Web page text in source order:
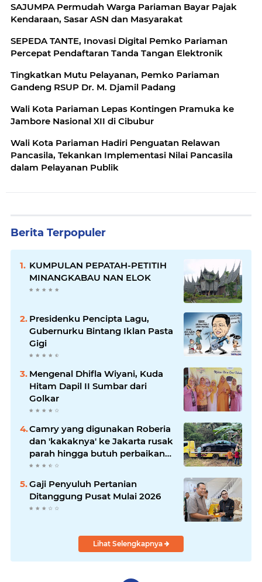
SAJUMPA Permudah Warga Pariaman Bayar Pajak
Kendaraan, Sasar ASN dan Masyarakat
SEPEDA TANTE, Inovasi Digital Pemko Pariaman
Percepat Pendaftaran Tanda Tangan Elektronik
Tingkatkan Mutu Pelayanan, Pemko Pariaman
Gandeng RSUP Dr. M. Djamil Padang
Wali Kota Pariaman Lepas Kontingen Pramuka ke
Jambore Nasional XII di Cibubur
Wali Kota Pariaman Hadiri Penguatan Relawan
Pancasila, Tekankan Implementasi Nilai Pancasila
dalam Pelayanan Publik
Berita Terpopuler
KUMPULAN PEPATAH-PETITIH
MINANGKABAU NAN ELOK
Presidenku Pencipta Lagu,
Gubernurku Bintang Iklan Pasta
Gigi
Mengenal Dhifla Wiyani, Kuda
Hitam Dapil II Sumbar dari
Golkar
Camry yang digunakan Roberia
dan 'kakaknya' ke Jakarta rusak
parah hingga butuh perbaikan
200 juta
Gaji Penyuluh Pertanian
Ditanggung Pusat Mulai 2026
Lihat Selengkapnya